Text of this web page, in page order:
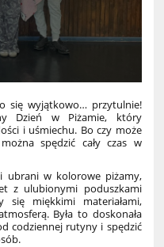
się wyjątkowo… przytulnie!
Dzień w Piżamie, który
i uśmiechu. Bo czy może
spędzić cały czas w
ubrani w kolorowe piżamy,
z ulubionymi poduszkami
się miękkimi materiałami,
Była to doskonała
codziennej rutyny i spędzić